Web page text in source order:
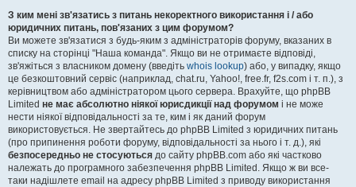
З ким мені зв'язатись з питань некоректного використання і / або
юридичних питань, пов'язаних з цим форумом?
Ви можете зв'язатися з будь-яким з адміністраторів форуму, вказаних в
списку на сторінці "Наша команда". Якщо ви не отримаєте відповіді,
зв'яжіться з власником домену (введіть whois lookup) або, у випадку, якщо
це безкоштовний сервіс (наприклад, chat.ru, Yahoo!, free.fr, f2s.com і т. п.), з
керівництвом або адміністратором цього сервера. Врахуйте, що phpBB
Limited не має абсолютно ніякої юрисдикції над форумом і не може
нести ніякої відповідальності за те, ким і як даний форум
використовується. Не звертайтесь до phpBB Limited з юридичних питань
(про припинення роботи форуму, відповідальності за нього і т. д.), які
безпосередньо не стосуються до сайту phpBB.com або які частково
належать до програмного забезпечення phpBB Limited. Якщо ж ви все-
таки надішлете email на адресу phpBB Limited з приводу використання